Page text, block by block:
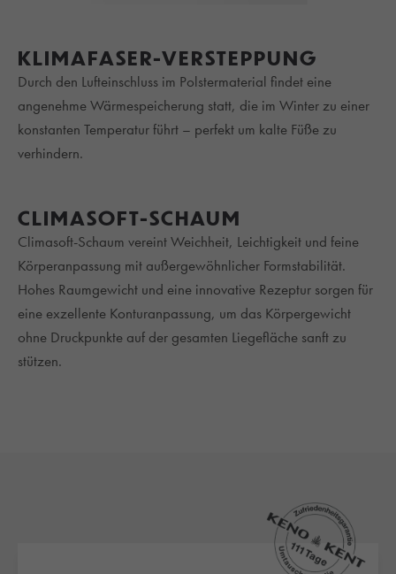
KLIMAFASER-VERSTEPPUNG
Durch den Lufteinschluss im Polstermaterial findet eine
angenehme Wärmespeicherung statt, die im Winter zu einer
konstanten Temperatur führt – perfekt um kalte Füße zu
verhindern.
CLIMASOFT-SCHAUM
Climasoft-Schaum vereint Weichheit, Leichtigkeit und feine
Körperanpassung mit außergewöhnlicher Formstabilität.
Hohes Raumgewicht und eine innovative Rezeptur sorgen für
eine exzellente Konturanpassung, um das Körpergewicht
ohne Druckpunkte auf der gesamten Liegefläche sanft zu
stützen.